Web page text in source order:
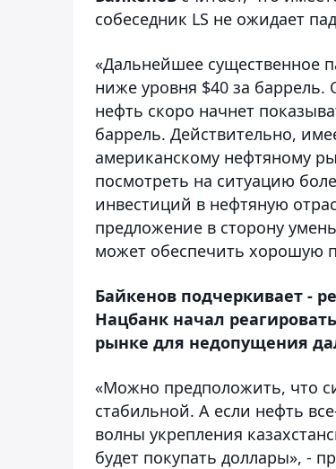
собеседник LS не ожидает
«Дальнейшее существенное
ниже уровня $40 за
нефть скоро начнет
баррель. Действительно,
американскому нефтяному
посмотреть на ситуацию
инвестиций в нефтяную
предложение в сторону
может обеспечить хорошую
Байкенов подчеркивает -
Нацбанк начал
рынке для недопущения
«Можно предположить, что
стабильной. А если нефть
волны укрепления
будет покупать доллары», -